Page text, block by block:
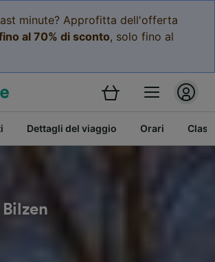
minute? Approfitta dell'offerta
al 70% di sconto, solo fino al
Dettagli del viaggio Orari
Bilzen